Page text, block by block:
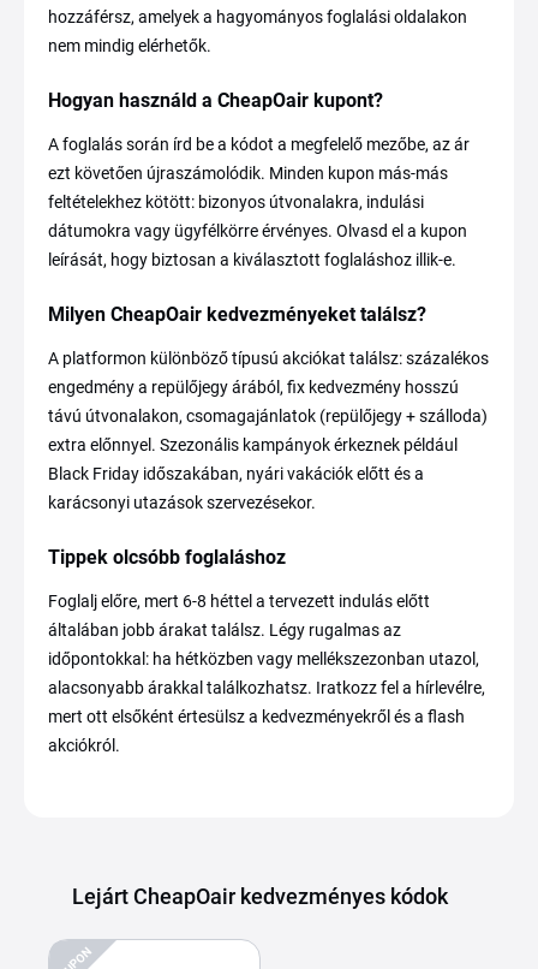
hozzáférsz, amelyek a hagyományos foglalási oldalakon
nem mindig elérhetők.
Hogyan használd a CheapOair kupont?
A foglalás során írd be a kódot a megfelelő mezőbe, az ár
ezt követően újraszámolódik. Minden kupon más-más
feltételekhez kötött: bizonyos útvonalakra, indulási
dátumokra vagy ügyfélkörre érvényes. Olvasd el a kupon
leírását, hogy biztosan a kiválasztott foglaláshoz illik-e.
Milyen CheapOair kedvezményeket találsz?
A platformon különböző típusú akciókat találsz: százalékos
engedmény a repülőjegy árából, fix kedvezmény hosszú
távú útvonalakon, csomagajánlatok (repülőjegy + szálloda)
extra előnnyel. Szezonális kampányok érkeznek például
Black Friday időszakában, nyári vakációk előtt és a
karácsonyi utazások szervezésekor.
Tippek olcsóbb foglaláshoz
Foglalj előre, mert 6-8 héttel a tervezett indulás előtt
általában jobb árakat találsz. Légy rugalmas az
időpontokkal: ha hétközben vagy mellékszezonban utazol,
alacsonyabb árakkal találkozhatsz. Iratkozz fel a hírlevélre,
mert ott elsőként értesülsz a kedvezményekről és a flash
akciókról.
Lejárt CheapOair kedvezményes kódok